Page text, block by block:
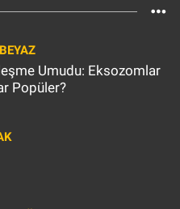
Umudu: Eksozomlar
Popüler?